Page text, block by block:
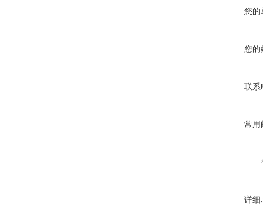
您的
您的
联系
常用
详细